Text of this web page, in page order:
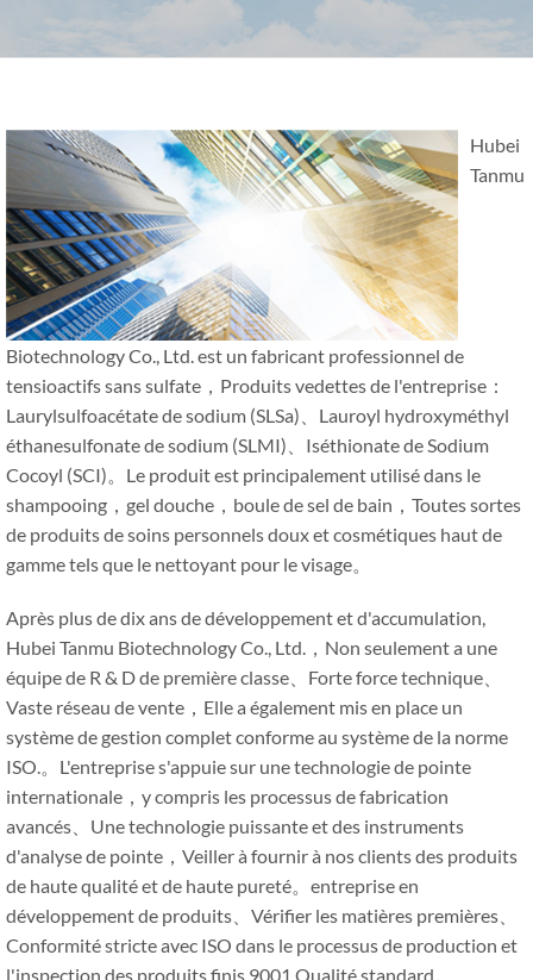
Hubei
Tanmu
Biotechnology Co., Ltd. est un fabricant professionnel de
tensioactifs sans sulfate，Produits vedettes de l'entreprise：
Laurylsulfoacétate de sodium (SLSa)、Lauroyl hydroxyméthyl
éthanesulfonate de sodium (SLMI)、Iséthionate de Sodium
Cocoyl (SCI)。Le produit est principalement utilisé dans le
shampooing，gel douche，boule de sel de bain，Toutes sortes
de produits de soins personnels doux et cosmétiques haut de
gamme tels que le nettoyant pour le visage。
Après plus de dix ans de développement et d'accumulation,
Hubei Tanmu Biotechnology Co., Ltd.，Non seulement a une
équipe de R & D de première classe、Forte force technique、
Vaste réseau de vente，Elle a également mis en place un
système de gestion complet conforme au système de la norme
ISO.。L'entreprise s'appuie sur une technologie de pointe
internationale，y compris les processus de fabrication
avancés、Une technologie puissante et des instruments
d'analyse de pointe，Veiller à fournir à nos clients des produits
de haute qualité et de haute pureté。entreprise en
développement de produits、Vérifier les matières premières、
Conformité stricte avec ISO dans le processus de production et
l'inspection des produits finis 9001 Qualité standard。